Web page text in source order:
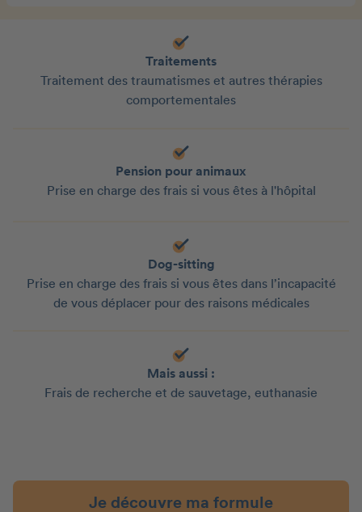
Traitements
Traitement des traumatismes et autres thérapies
comportementales
Pension pour animaux
Prise en charge des frais si vous êtes à l'hôpital
Dog-sitting
Prise en charge des frais si vous êtes dans l’incapacité
de vous déplacer pour des raisons médicales
Mais aussi :
Frais de recherche et de sauvetage, euthanasie
Je découvre ma formule